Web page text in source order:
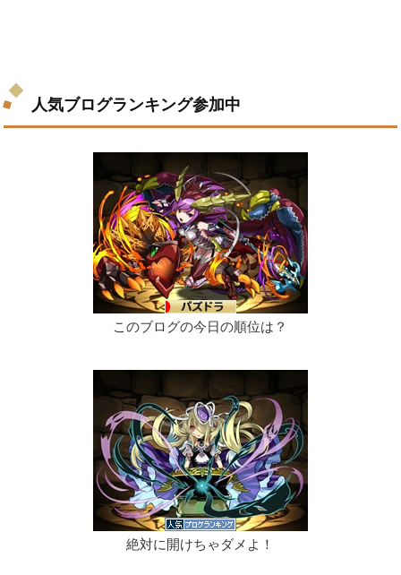
人気ブログランキング参加中
このブログの今日の順位は？
絶対に開けちゃダメよ！